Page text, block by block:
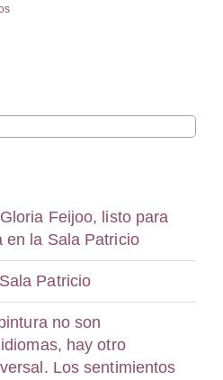
Feijoo, listo para
en la Sala Patricio
Patricio
no son
hay otro
Los sentimientos